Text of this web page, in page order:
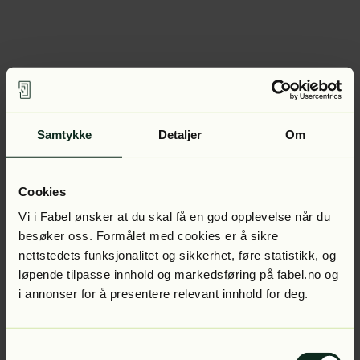
Samtykke Detaljer Om
Cookies
Vi i Fabel ønsker at du skal få en god opplevelse når du
besøker oss. Formålet med cookies er å sikre
nettstedets funksjonalitet og sikkerhet, føre statistikk, og
løpende tilpasse innhold og markedsføring på fabel.no og
i annonser for å presentere relevant innhold for deg.